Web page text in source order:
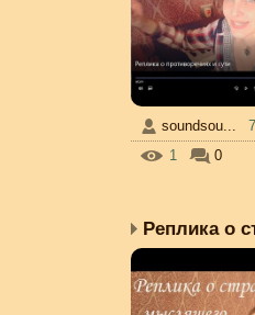
soundsou...
1
0